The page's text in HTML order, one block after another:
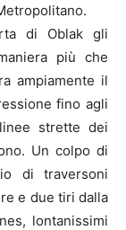
di Oblak gli
più che
ampiamente il
fino agli
strette dei
Un colpo di
di traversoni
e due tiri dalla
lontanissimi